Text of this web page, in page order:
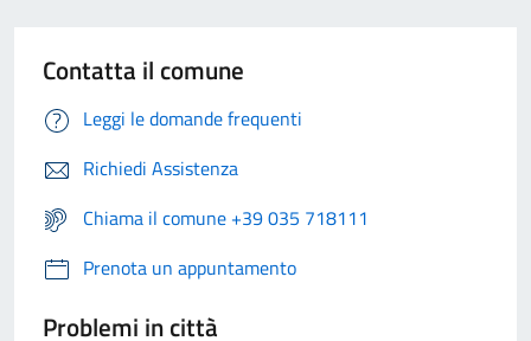
Contatta il comune
Leggi le domande frequenti
Richiedi Assistenza
Chiama il comune +39 035 718111
Prenota un appuntamento
Problemi in città